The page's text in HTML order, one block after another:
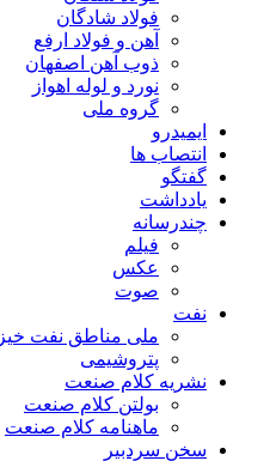
فولاد شادگان
آهن و فولاد ارفع
ذوب آهن اصفهان
نورد و لوله اهواز
گروه ملی
ایمیدرو
انتصاب ها
گفتگو
یادداشت
چندرسانه
فیلم
عکس
صوت
نفت
ملی مناطق نفت خیز
پتروشیمی
نشریه کلام صنعت
بولتن کلام صنعت
ماهنامه کلام صنعت
سخن سردبیر